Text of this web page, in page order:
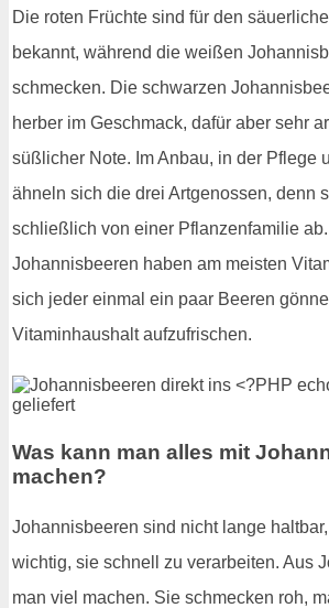
Die roten Früchte sind für den
bekannt, während die weißen
schmecken. Die schwarzen
herber im Geschmack, dafür aber sehr
süßlicher Note. Im Anbau, in der Pflege
ähneln sich die drei Artgenossen, denn
schließlich von einer Pflanzenfamilie
Johannisbeeren haben am meisten
sich jeder einmal ein paar Beeren
Vitaminhaushalt aufzufrischen.
Was kann man alles mit
machen?
Johannisbeeren sind nicht lange
wichtig, sie schnell zu verarbeiten. Aus
man viel machen. Sie schmecken roh,